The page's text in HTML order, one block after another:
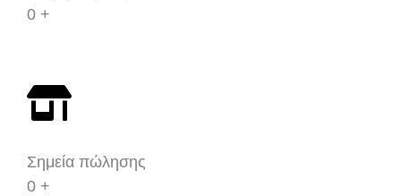
0 +
Σημεία πώλησης
0 +